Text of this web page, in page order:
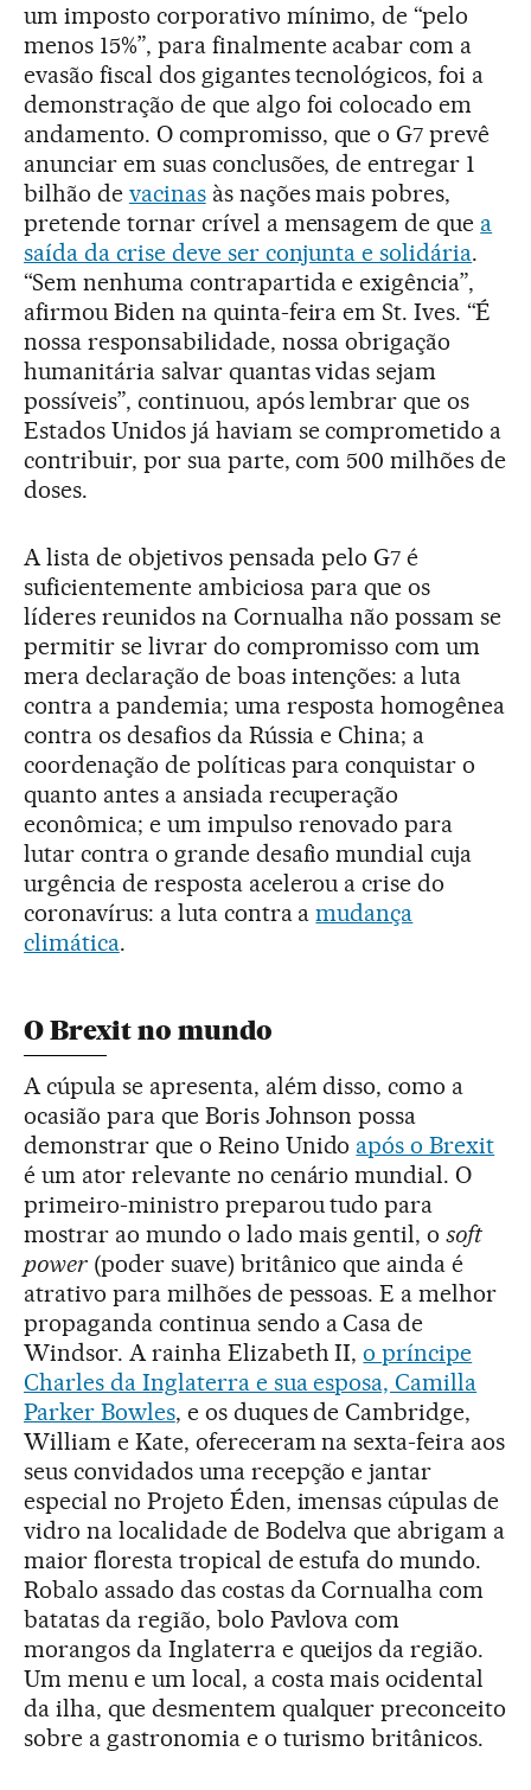
um imposto corporativo mínimo, de “pelo
menos 15%”, para finalmente acabar com a
evasão fiscal dos gigantes tecnológicos, foi a
demonstração de que algo foi colocado em
andamento. O compromisso, que o G7 prevê
anunciar em suas conclusões, de entregar 1
bilhão de vacinasàs nações mais pobres,
pretende tornar crível a mensagem de que a
saída da crise deve ser conjunta e solidária.
“Sem nenhuma contrapartida e exigência”,
afirmou Biden na quinta-feira em St. Ives. “É
nossa responsabilidade, nossa obrigação
humanitária salvar quantas vidas sejam
possíveis”, continuou, após lembrar que os
Estados Unidos já haviam se comprometido a
contribuir, por sua parte, com 500 milhões de
doses.
A lista de objetivos pensada pelo G7 é
suficientemente ambiciosa para que os
líderes reunidos na Cornualha não possam se
permitir se livrar do compromisso com um
mera declaração de boas intenções: a luta
contra a pandemia; uma resposta homogênea
contra os desafios da Rússia e China; a
coordenação de políticas para conquistar o
quanto antes a ansiada recuperação
econômica; e um impulso renovado para
lutar contra o grande desafio mundial cuja
urgência de resposta acelerou a crise do
coronavírus: a luta contra amudança
climática.
O Brexit no mundo
A cúpula se apresenta, além disso, como a
ocasião para que Boris Johnson possa
demonstrar que o Reino Unido após o Brexit
é um ator relevante no cenário mundial. O
primeiro-ministro preparou tudo para
mostrar ao mundo o lado mais gentil, osoft
power(poder suave) britânico que ainda é
atrativo para milhões de pessoas. E a melhor
propaganda continua sendo a Casa de
Windsor. A rainha Elizabeth II,o príncipe
Charles da Inglaterra e sua esposa, Camilla
Parker Bowles, e os duques de Cambridge,
William e Kate, ofereceram na sexta-feira aos
seus convidados uma recepção e jantar
especial no Projeto Éden, imensas cúpulas de
vidro na localidade de Bodelva que abrigam a
maior floresta tropical de estufa do mundo.
Robalo assado das costas da Cornualha com
batatas da região, bolo Pavlova com
morangos da Inglaterra e queijos da região.
Um menu e um local, a costa mais ocidental
da ilha, que desmentem qualquer preconceito
sobre a gastronomia e o turismo britânicos.